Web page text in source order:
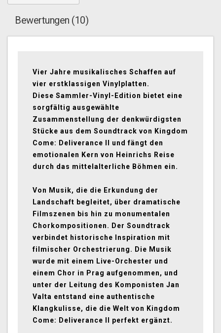
Bewertungen (10)
Vier Jahre musikalisches Schaffen auf
vier erstklassigen Vinylplatten.
Diese Sammler-Vinyl-Edition bietet eine
sorgfältig ausgewählte
Zusammenstellung der denkwürdigsten
Stücke aus dem Soundtrack von Kingdom
Come: Deliverance II und fängt den
emotionalen Kern von Heinrichs Reise
durch das mittelalterliche Böhmen ein.
Von Musik, die die Erkundung der
Landschaft begleitet, über dramatische
Filmszenen bis hin zu monumentalen
Chorkompositionen. Der Soundtrack
verbindet historische Inspiration mit
filmischer Orchestrierung. Die Musik
wurde mit einem Live-Orchester und
einem Chor in Prag aufgenommen, und
unter der Leitung des Komponisten Jan
Valta entstand eine authentische
Klangkulisse, die die Welt von Kingdom
Come: Deliverance II perfekt ergänzt.